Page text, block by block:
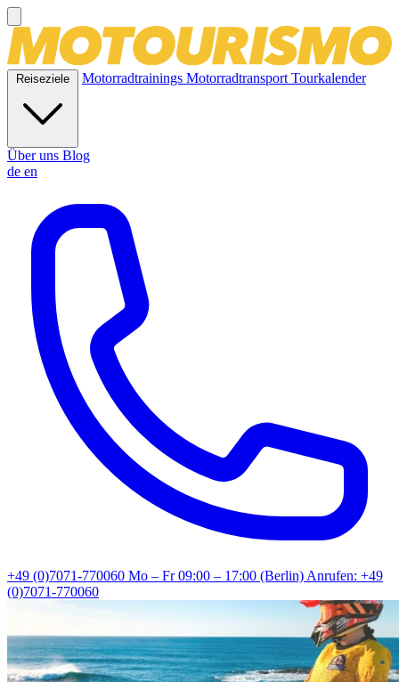
Reiseziele Motorradtrainings MotorradtransportTourkalender
Über uns Blog
de en
+49 (0)7071-770060 Mo – Fr 09:00 – 17:00 (Berlin)Anrufen: +49
(0)7071-770060